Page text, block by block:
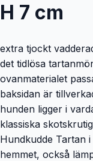
H 7 cm
extra tjockt
det tidlösa
ovanmaterialet
baksidan är
hunden ligger i
klassiska
Hundkudde Tartan
hemmet, också